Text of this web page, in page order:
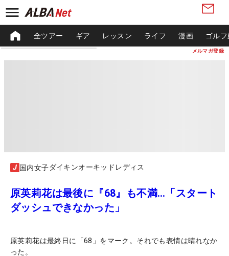
メルマガ登録
全ツアー ギア レッスン ライフ 漫画 ゴル
国内女子ダイキンオーキッドレディス
原英莉花は最後に『68』も不満…「スタート
ダッシュできなかった」
原英莉花は最終日に「68」をマーク。それでも表情は晴れなか
った。